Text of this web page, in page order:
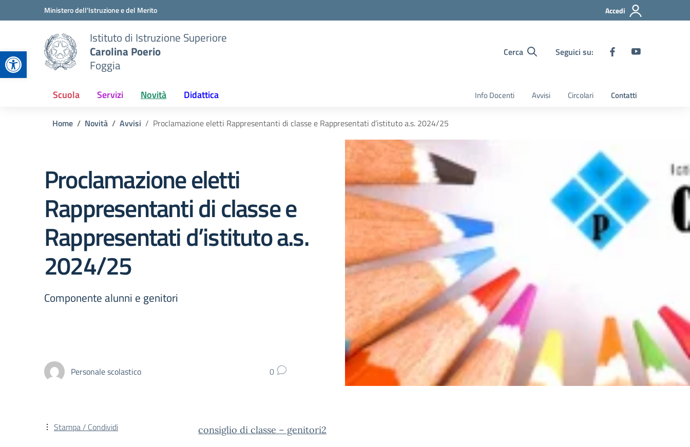
Apri la barra degli strumenti
Vai ai contenuti
Vai al menu di navigazioneMinistero dell'Istruzione e del Merito Accedi
Istituto di Istruzione Superiore
Carolina Poerio
Foggia
Cerca Seguici su:
Scuola Servizi Novità Didattica Info Docenti Avvisi Circolari Contatti
Home Novità Avvisi Proclamazione eletti Rappresentanti di classe e Rappresentati d’istituto a.s. 2024/25
Proclamazione eletti
Rappresentanti di classe e
Rappresentati d’istituto a.s.
2024/25
Componente alunni e genitori
Personale scolastico 0
consiglio di classe – genitori2
Stampa / Condividi